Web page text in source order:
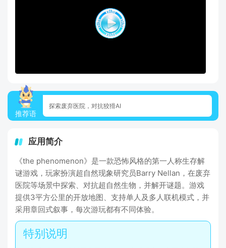
推荐语
探索废弃医院，对抗狡猾AI
应用简介
《the phenomenon》是一款恐怖风格的第一人称生存解
谜游戏，玩家扮演超自然现象研究员Barry Nellan，在废弃
医院等场景中探索、对抗超自然生物，并解开谜题。游戏
提供3平方公里的开放地图、支持单人及多人联机模式，并
采用章回式叙事，每次游玩都有不同体验。